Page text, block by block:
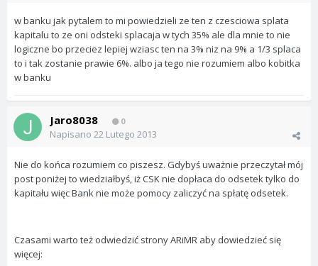
w banku jak pytalem to mi powiedzieli ze ten z czesciowa splata
kapitalu to ze oni odsteki splacaja w tych 35% ale dla mnie to nie
logiczne bo przeciez lepiej wziasc ten na 3% niz na 9% a 1/3 splaca
to i tak zostanie prawie 6%. albo ja tego nie rozumiem albo kobitka
w banku
Jaro8038 0
Napisano 22 Lutego 2013
Nie do końca rozumiem co piszesz. Gdybyś uważnie przeczytał mój
post poniżej to wiedziałbyś, iż CSK nie dopłaca do odsetek tylko do
kapitału więc Bank nie może pomocy zaliczyć na spłatę odsetek.
Czasami warto też odwiedzić strony ARiMR aby dowiedzieć się
więcej: